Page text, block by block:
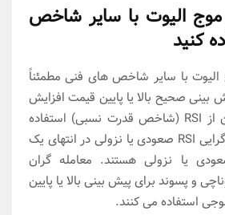
الیوت با سایر شاخص
کنید
الیوت با سایر شاخص های فنی مطمئناً
صحیح بالا یا پایین قیمت افزایش
می دهد. معامله گران از RSI (شاخص قدرت نسبی) استفاده
می کنند و به دنبال واگرایی RSI صعودی یا نزولی در انتهای یک
یا نزولی هستند. معامله گران
و پسوند برای پیش بینی بالا یا پایین
استفاده می کنند.